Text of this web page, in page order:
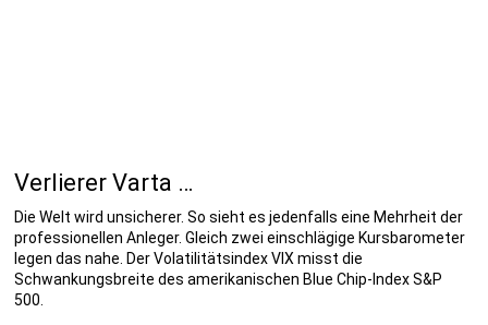
Verlierer Varta …
Die Welt wird unsicherer. So sieht es jedenfalls eine Mehrheit der
professionellen Anleger. Gleich zwei einschlägige Kursbarometer
legen das nahe. Der Volatilitätsindex VIX misst die
Schwankungsbreite des amerikanischen Blue Chip-Index S&P
500.